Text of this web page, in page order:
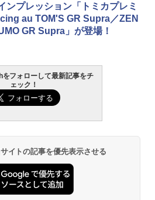
ンプレッション「トミカプレミ
au TOM'S GR Supra／ZEN
GR Supra」が登場！
フォローして最新記事をチ
ェック！
イトの記事を優先表示させる